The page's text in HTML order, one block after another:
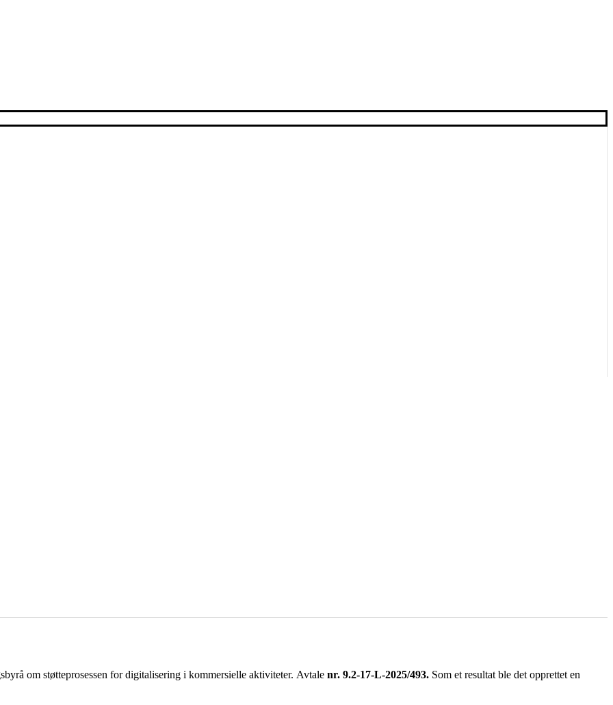
om støtteprosessen for digitalisering i kommersielle aktiviteter. Avtale nr. 9.2-17-L-2025/493. Som et resultat ble det opprettet en